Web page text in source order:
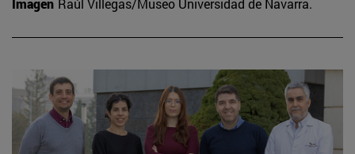
Imagen Raúl Villegas/Museo Universidad de Navarra.